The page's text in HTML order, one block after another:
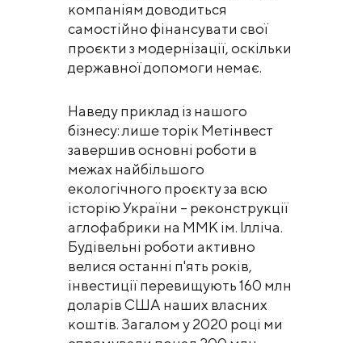
компаніям доводиться
самостійно фінансувати свої
проєкти з модернізації, оскільки
державної допомоги немає.
Наведу приклад із нашого
бізнесу: лише торік Метінвест
завершив основні роботи в
межах найбільшого
екологічного проєкту за всю
історію України – реконструкції
аглофабрики на ММК ім. Ілліча.
Будівельні роботи активно
велися останні п'ять років,
інвестиції перевищують 160 млн
доларів США наших власних
коштів. Загалом у 2020 році ми